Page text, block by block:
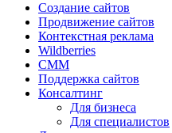
Создание сайтов
Продвижение сайтов
Контекстная реклама
Wildberries
СММ
Поддержка сайтов
Консалтинг
Для бизнеса
Для специалистов